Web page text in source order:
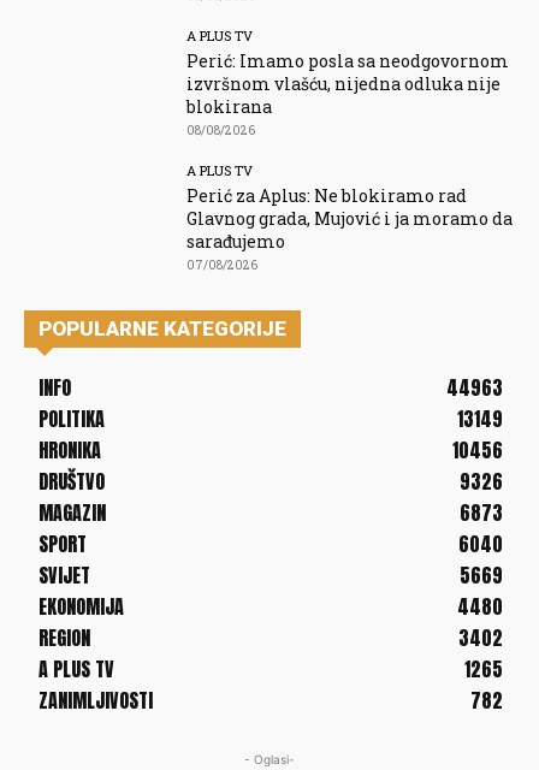
A PLUS TV
Perić: Imamo posla sa neodgovornom
izvršnom vlašću, nijedna odluka nije
blokirana
08/08/2026
A PLUS TV
Perić za Aplus: Ne blokiramo rad
Glavnog grada, Mujović i ja moramo da
sarađujemo
07/08/2026
POPULARNE KATEGORIJE
INFO
44963
POLITIKA
13149
HRONIKA
10456
DRUŠTVO
9326
MAGAZIN
6873
SPORT
6040
SVIJET
5669
EKONOMIJA
4480
REGION
3402
A PLUS TV
1265
ZANIMLJIVOSTI
782
- Oglasi-